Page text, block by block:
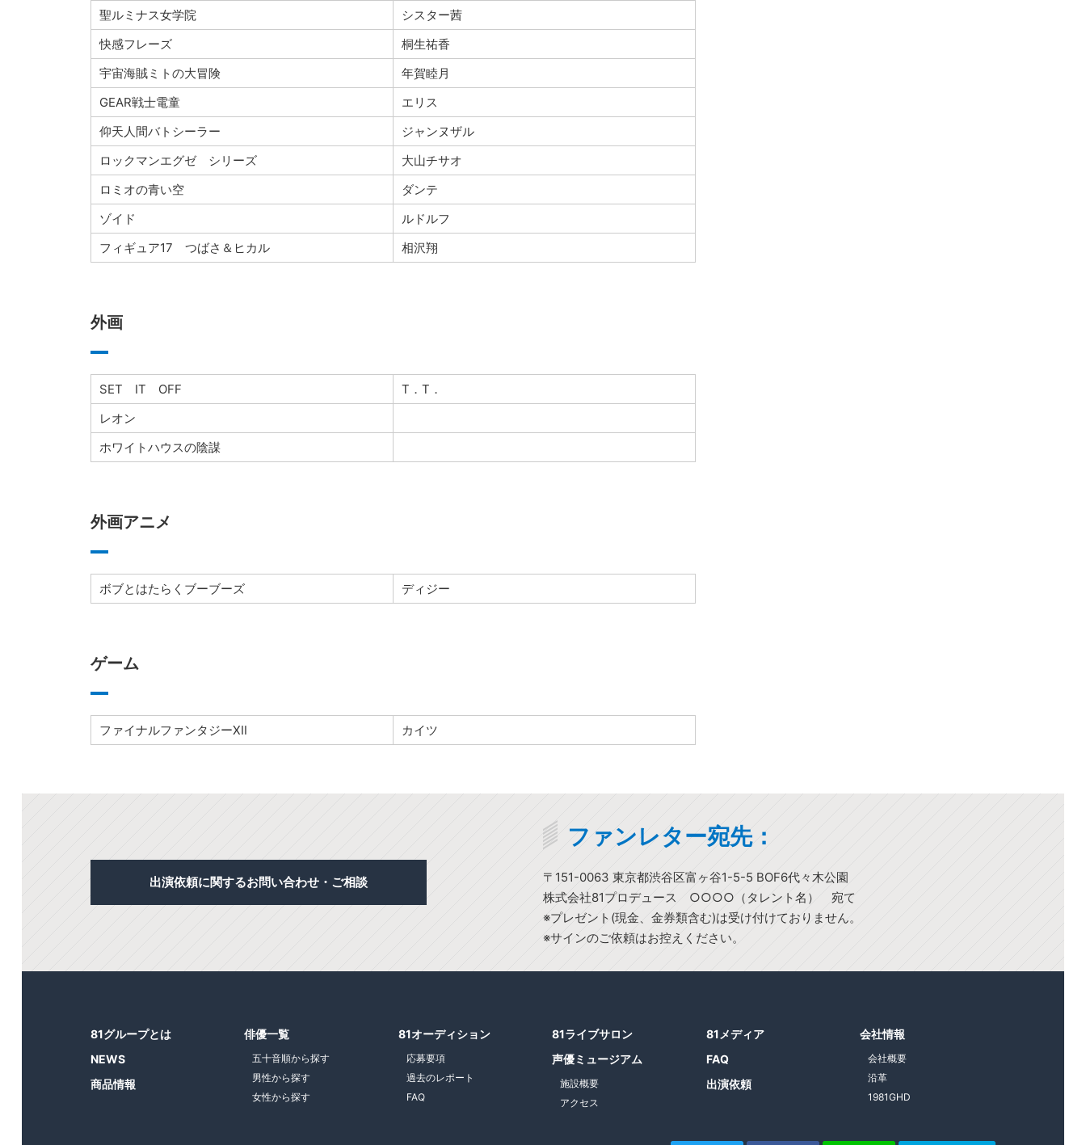
聖ルミナス女学院
シスター茜
快感フレーズ
桐生祐香
宇宙海賊ミトの大冒険
年賀睦月
GEAR戦士電童
エリス
仰天人間バトシーラー
ジャンヌザル
ロックマンエグゼ シリーズ
大山チサオ
ロミオの青い空
ダンテ
ゾイド
ルドルフ
フィギュア17 つばさ＆ヒカル
相沢翔
外画
SET IT OFF
T．T．
レオン
ホワイトハウスの陰謀
外画アニメ
ボブとはたらくブーブーズ ディジー
ゲーム
ファイナルファンタジーXⅡ カイツ
出演依頼に関するお問い合わせ・ご相談
ファンレター宛先：
〒151-0063 東京都渋谷区富ヶ谷1-5-5 BOF6代々木公園
株式会社81プロデュース ○○○○（タレント名） 宛て
※プレゼント(現金、金券類含む)は受け付けておりません。
※サインのご依頼はお控えください。
81グループとは
NEWS
商品情報
俳優一覧
五十音順から探す
男性から探す
女性から探す
81オーディション
応募要項
過去のレポート
FAQ
81ライブサロン
声優ミュージアム
施設概要
アクセス
81メディア
FAQ
出演依頼
会社情報
会社概要
沿革
1981GHD